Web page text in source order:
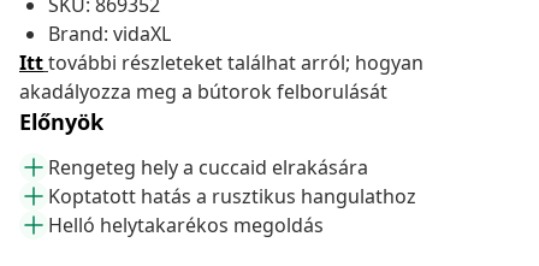
Brand: vidaXL
Itttovábbi részleteket találhat arról; hogyan
akadályozza meg a bútorok felborulását
Előnyök
Rengeteg hely a cuccaid elrakására
Koptatott hatás a rusztikus hangulathoz
Helló helytakarékos megoldás